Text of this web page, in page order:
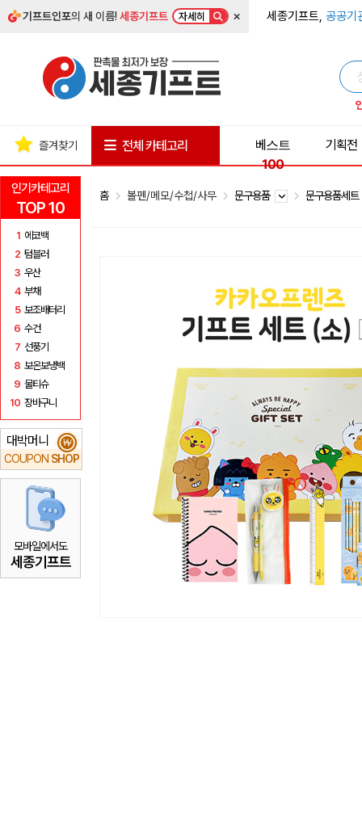
기프트인포의 새 이름!세종기프트 자세히 × 세종기프트, 공공기
인기카테고리
TOP 10
1 에코백
2 텀블러
3 우산
4 부채
5 보조배터리
6 수건
7 선풍기
8 보온보냉백
9 물티슈
10 장바구니
대박머니
COUPON SHOP
₩
모바일에서도
세종기프트
즐겨찾기 전체 카테고리
베스트
100
기획전
홈 볼펜/메모/수첩/사무 문구용품 문구용품세